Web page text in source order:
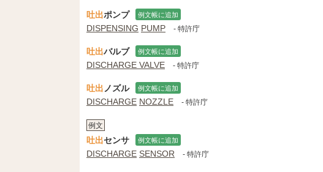
吐出ポンプ 例文帳に追加
DISPENSING PUMP - 特許庁
吐出バルブ 例文帳に追加
DISCHARGE VALVE - 特許庁
吐出ノズル 例文帳に追加
DISCHARGE NOZZLE - 特許庁
例文
吐出センサ 例文帳に追加
DISCHARGE SENSOR - 特許庁